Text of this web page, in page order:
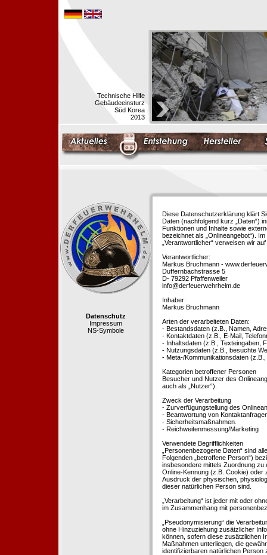
Technische Hilfe
Gebäudeeinsturz
Süd Korea
2013
Datenschutz
Impressum
NS-Symbole
Diese Datenschutzerklärung klärt
Daten (nachfolgend kurz „Daten“)
Funktionen und Inhalte sowie
bezeichnet als „Onlineangebot“).
„Verantwortlicher“ verweisen wir
Verantwortlicher:
Markus Bruchmann -
Duffernbachstrasse 5
D- 79292 Pfaffenweiler
info@derfeuerwehrhelm.de
Inhaber:
Markus Bruchmann
Arten der verarbeiteten Daten:
- Bestandsdaten (z.B., Namen,
- Kontaktdaten (z.B., E-Mail,
- Inhaltsdaten (z.B., Texteingaben,
- Nutzungsdaten (z.B., besuchte
- Meta-/Kommunikationsdaten
Kategorien betroffener Personen
Besucher und Nutzer des
auch als „Nutzer“).
Zweck der Verarbeitung
- Zurverfügungstellung des
- Beantwortung von
- Sicherheitsmaßnahmen.
- Reichweitenmessung/Marketing
Verwendete Begrifflichkeiten
„Personenbezogene Daten“ sind
Folgenden „betroffene Person“)
insbesondere mittels Zuordnung zu
Online-Kennung (z.B. Cookie) oder
Ausdruck der physischen,
dieser natürlichen Person sind.
„Verarbeitung“ ist jeder mit oder
im Zusammenhang mit
„Pseudonymisierung“ die
ohne Hinzuziehung zusätzlicher
können, sofern diese zusätzlichen
Maßnahmen unterliegen, die
identifizierbaren natürlichen Person